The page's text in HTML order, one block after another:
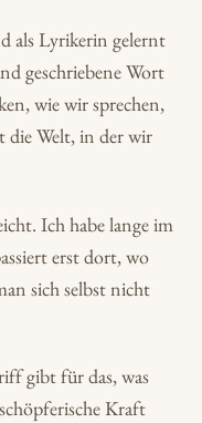
als Lyrikerin gelernt
geschriebene Wort
wie wir sprechen,
die Welt, in der wir
Ich habe lange im
erst dort, wo
sich selbst nicht
gibt für das, was
Kraft